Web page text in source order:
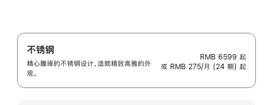
不锈钢
精心雕琢的不锈钢设计，造就精致高雅的外
观。
RMB 6599 起
或 RMB 275/月 (24 期) 起